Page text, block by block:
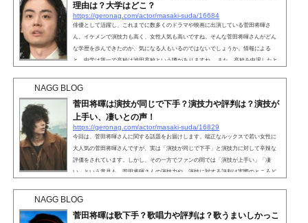
理由は？大学はどこ？
https://geronag.com/actor/masaki-suda/16684
俳優として活躍し、これまでに数多くのドラマや映画に出演している菅田将暉さ
ん。イケメンで演技力も高く、女性人気も高いですね。そんな菅田将暉さんがどん
な学歴を歩んできたのか、気になる人もいるのではないでしょうか。情報による
と、中学は第一で高校は池田高校という噂がありますね。 また、高校を中退したと
値について紹介します。こちらも読まれています。菅田将暉の学歴・箕面市立西小
NAGG BLOG
菅田将暉は演技が同じで下手？演技力や評判は？演技が
上手い、凄いとの声！
https://geronag.com/actor/masaki-suda/16829
今回は、菅田将暉さんに関する話題をお届けします。端正なルックスで若い女性に
大人気の菅田将暉さんですが、実は「演技が同じで下手」と演技力に対して辛辣な
評価をされています。しかし、その一方でファンの間では「演技が上手い」「凄
い」という意見も。菅田将暉さんの演技力や、演技に対する評判は実際のところど
り込んでいこうと思います。こちらも読まれています。菅田将暉は演技が同じで下
NAGG BLOG
菅田将暉は歌下手？歌唱力や評判は？歌うまいしかっこ